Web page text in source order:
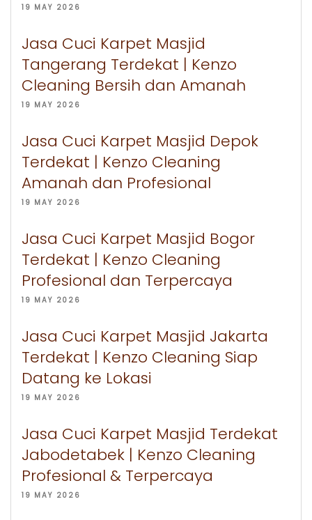
19 MAY 2026
Jasa Cuci Karpet Masjid
Tangerang Terdekat | Kenzo
Cleaning Bersih dan Amanah
19 MAY 2026
Jasa Cuci Karpet Masjid Depok
Terdekat | Kenzo Cleaning
Amanah dan Profesional
19 MAY 2026
Jasa Cuci Karpet Masjid Bogor
Terdekat | Kenzo Cleaning
Profesional dan Terpercaya
19 MAY 2026
Jasa Cuci Karpet Masjid Jakarta
Terdekat | Kenzo Cleaning Siap
Datang ke Lokasi
19 MAY 2026
Jasa Cuci Karpet Masjid Terdekat
Jabodetabek | Kenzo Cleaning
Profesional & Terpercaya
19 MAY 2026